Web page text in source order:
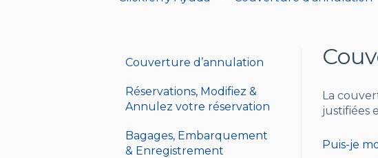
La
justifiées
Puis-je
Couverture d’annulation
Réservations, Modifiez &
Annulez votre réservation
Bagages, Embarquement
& Enregistrement